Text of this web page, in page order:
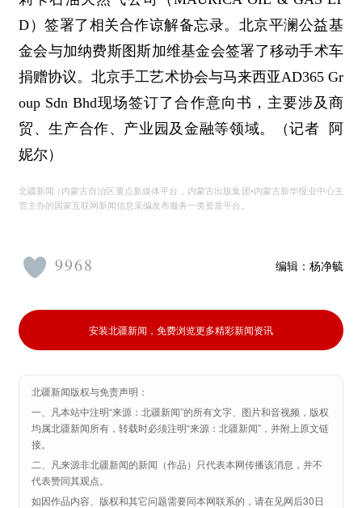
D）签署了相关合作谅解备忘录。北京平澜公益基
金会与加纳费斯图斯加维基金会签署了移动手术车
捐赠协议。北京手工艺术协会与马来西亚AD365 Gr
oup Sdn Bhd现场签订了合作意向书，主要涉及商
贸、生产合作、产业园及金融等领域。
（记者 阿
妮尔）
北疆新闻 | 内蒙古自治区重点新媒体平台，内蒙古出版集团•内蒙古新华报业中心主
管主办的国家互联网新闻信息采编发布服务一类资质平台。
编辑： 杨净毓
9968
安装北疆新闻，免费浏览更多精彩新闻资讯
北疆新闻版权与免责声明：
一、凡本站中注明“来源：北疆新闻”的所有文字、图片和音视频，版权
均属北疆新闻所有，转载时必须注明“来源：北疆新闻”，并附上原文链
接。
二、凡来源非北疆新闻的新闻（作品）只代表本网传播该消息，并不
代表赞同其观点。
如因作品内容、版权和其它问题需要同本网联系的，请在见网后30日